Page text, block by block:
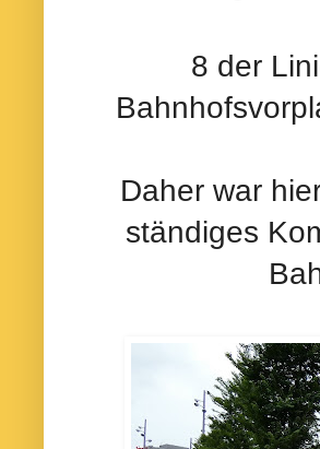
8 der
Daher war
ständiges